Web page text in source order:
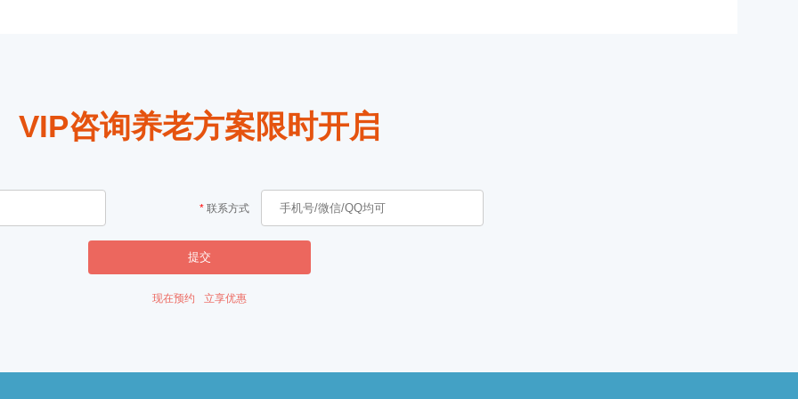
VIP咨询养老方案限时开启
联系方式
提交
现在预约 立享优惠